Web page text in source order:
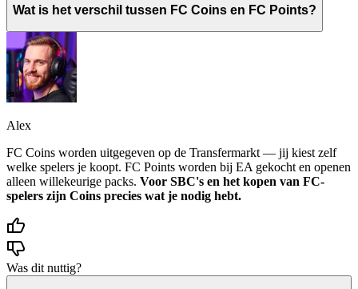
Wat is het verschil tussen FC Coins en FC Points?
Alex
FC Coins worden uitgegeven op de Transfermarkt — jij kiest zelf
welke spelers je koopt. FC Points worden bij EA gekocht en openen
alleen willekeurige packs. Voor SBC's en het kopen van FC-
spelers zijn Coins precies wat je nodig hebt.
Was dit nuttig?